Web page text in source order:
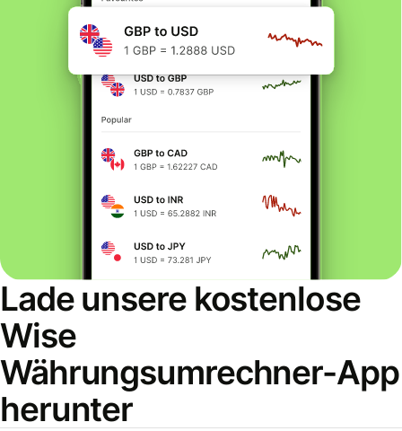
Lade unsere kostenlose
Wise
Währungsumrechner-App
herunter